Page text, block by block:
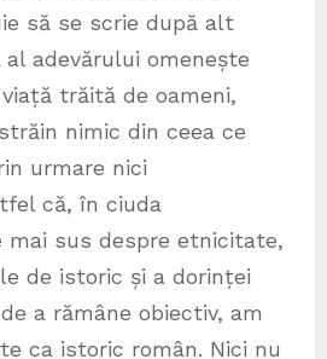
să se scrie după alt
adevărului omenește
trăită de oameni,
nimic din ceea ce
urmare nici
că, în ciuda
mai sus despre etnicitate,
de istoric și a dorinței
a rămâne obiectiv, am
ca istoric român. Nici nu